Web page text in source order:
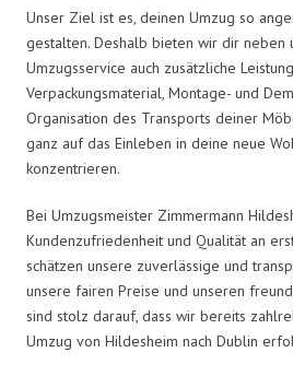
Unser Ziel ist es, deinen Umzug so
gestalten. Deshalb bieten wir dir neben
Umzugsservice auch zusätzliche
Verpackungsmaterial, Montage- und
Organisation des Transports deiner
ganz auf das Einleben in deine neue
konzentrieren.
Bei Umzugsmeister Zimmermann
Kundenzufriedenheit und Qualität an
schätzen unsere zuverlässige und
unsere fairen Preise und unseren
sind stolz darauf, dass wir bereits
Umzug von Hildesheim nach Dublin